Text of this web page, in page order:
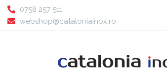
0758 257 511
webshop@cataloniainox.ro